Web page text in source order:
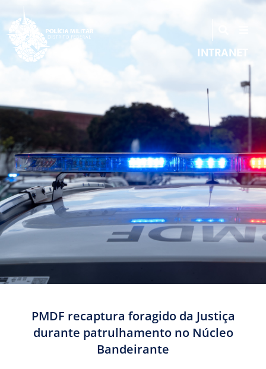
INTRANET
PMDF recaptura foragido da Justiça
durante patrulhamento no Núcleo
Bandeirante